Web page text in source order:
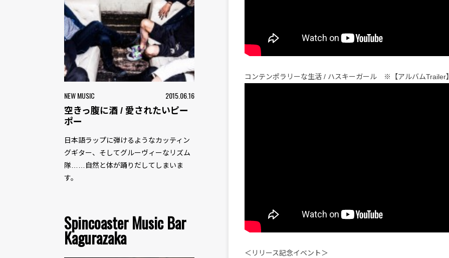
NEW MUSIC 2015.06.16
空きっ腹に酒 / 愛されたいピー
ポー
日本語ラップに弾けるようなカッティン
グギター、そしてグルーヴィーなリズム
隊……自然と体が踊りだしてしまいま
す。
Spincoaster Music Bar
Kagurazaka
コンテンポラリーな生活 / ハスキーガール ※【アルバムTrailer
＜リリース記念イベント＞